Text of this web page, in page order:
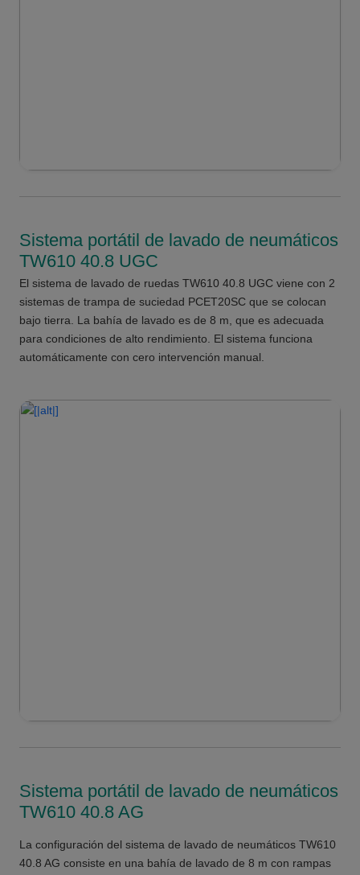
Sistema portátil de lavado de neumáticos
TW610 40.8 UGC
El sistema de lavado de ruedas TW610 40.8 UGC viene con 2
sistemas de trampa de suciedad PCET20SC que se colocan
bajo tierra. La bahía de lavado es de 8 m, que es adecuada
para condiciones de alto rendimiento. El sistema funciona
automáticamente con cero intervención manual.
Sistema portátil de lavado de neumáticos
TW610 40.8 AG
La configuración del sistema de lavado de neumáticos TW610
40.8 AG consiste en una bahía de lavado de 8 m con rampas